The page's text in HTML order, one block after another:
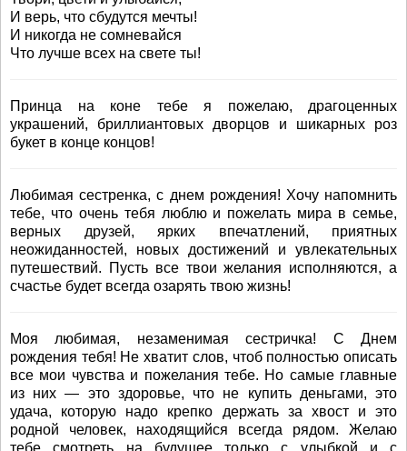
И верь, что сбудутся мечты!
И никогда не сомневайся
Что лучше всех на свете ты!
Принца на коне тебе я пожелаю, драгоценных
украшений, бриллиантовых дворцов и шикарных роз
букет в конце концов!
Любимая сестренка, с днем рождения! Хочу напомнить
тебе, что очень тебя люблю и пожелать мира в семье,
верных друзей, ярких впечатлений, приятных
неожиданностей, новых достижений и увлекательных
путешествий. Пусть все твои желания исполняются, а
счастье будет всегда озарять твою жизнь!
Моя любимая, незаменимая сестричка! С Днем
рождения тебя! Не хватит слов, чтоб полностью описать
все мои чувства и пожелания тебе. Но самые главные
из них — это здоровье, что не купить деньгами, это
удача, которую надо крепко держать за хвост и это
родной человек, находящийся всегда рядом. Желаю
тебе смотреть на будущее только с улыбкой и с